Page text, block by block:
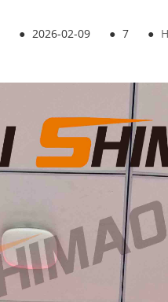
● 2026-02-09 ● 7 ●